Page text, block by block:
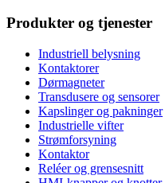
Produkter og tjenester
Industriell belysning
Kontaktorer
Dørmagneter
Transdusere og sensorer
Kapslinger og pakninger
Industrielle vifter
Strømforsyning
Kontaktor
Reléer og grensesnitt